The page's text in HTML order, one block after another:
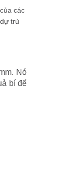
các
trù
Nó
bí để